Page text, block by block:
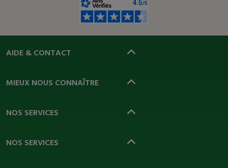
AIDE & CONTACT
MIEUX NOUS CONNAÎTRE
NOS SERVICES
NOS SERVICES